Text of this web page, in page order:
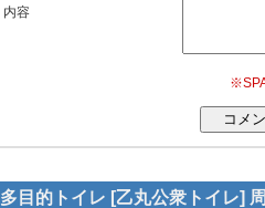
内容
多目的トイレ [乙丸公衆トイレ]